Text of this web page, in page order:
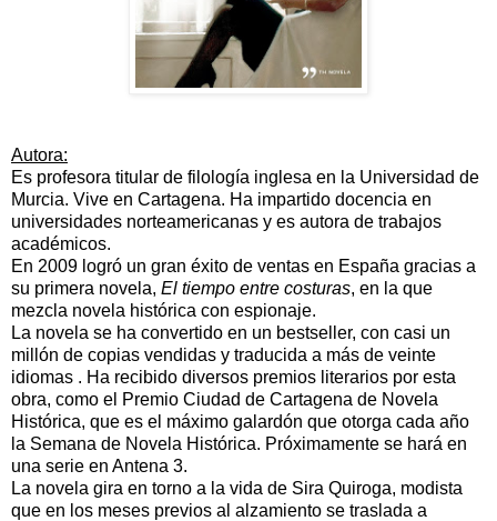
Autora:
Es profesora titular de filología inglesa en la Universidad de
Murcia. Vive en Cartagena. Ha impartido docencia en
universidades norteamericanas y es autora de trabajos
académicos.
En 2009 logró un gran éxito de ventas en España gracias a
su primera novela, El tiempo entre costuras, en la que
mezcla novela histórica con espionaje.
La novela se ha convertido en un bestseller, con casi un
millón de copias vendidas y traducida a más de veinte
idiomas . Ha recibido diversos premios literarios por esta
obra, como el Premio Ciudad de Cartagena de Novela
Histórica, que es el máximo galardón que otorga cada año
la Semana de Novela Histórica. Próximamente se hará en
una serie en Antena 3.
La novela gira en torno a la vida de Sira Quiroga, modista
que en los meses previos al alzamiento se traslada a